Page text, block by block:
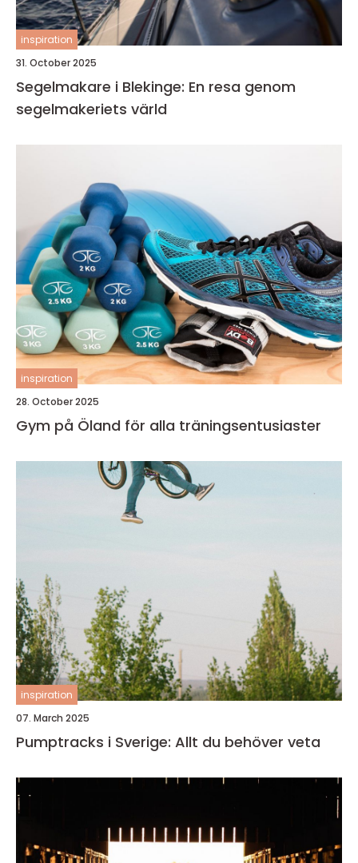
inspiration
31. October 2025
Segelmakare i Blekinge: En resa genom
segelmakeriets värld
inspiration
28. October 2025
Gym på Öland för alla träningsentusiaster
inspiration
07. March 2025
Pumptracks i Sverige: Allt du behöver veta